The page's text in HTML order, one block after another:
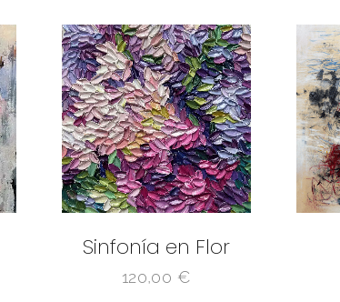
Sinfonía en Flor
120,00 €